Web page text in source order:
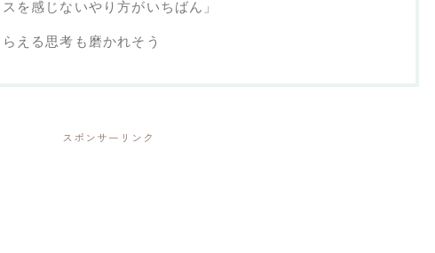
を感じないやり方がいちばん」
える思考も磨かれそう
スポンサーリンク